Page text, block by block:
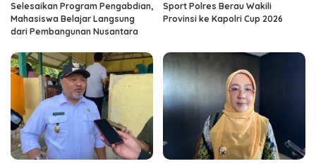
Selesaikan Program Pengabdian,
Mahasiswa Belajar Langsung
dari Pembangunan Nusantara
Sport Polres Berau Wakili
Provinsi ke Kapolri Cup 2026